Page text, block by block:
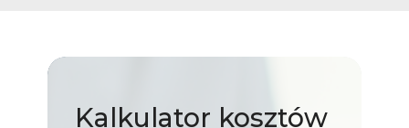
Kalkulator kosztów